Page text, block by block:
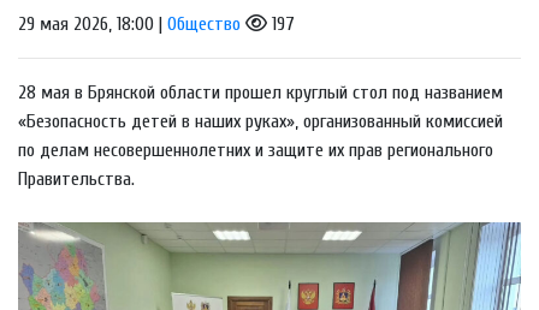
29 мая 2026, 18:00 | Общество 197
28 мая в Брянской области прошел круглый стол под названием
«Безопасность детей в наших руках», организованный комиссией
по делам несовершеннолетних и защите их прав регионального
Правительства.